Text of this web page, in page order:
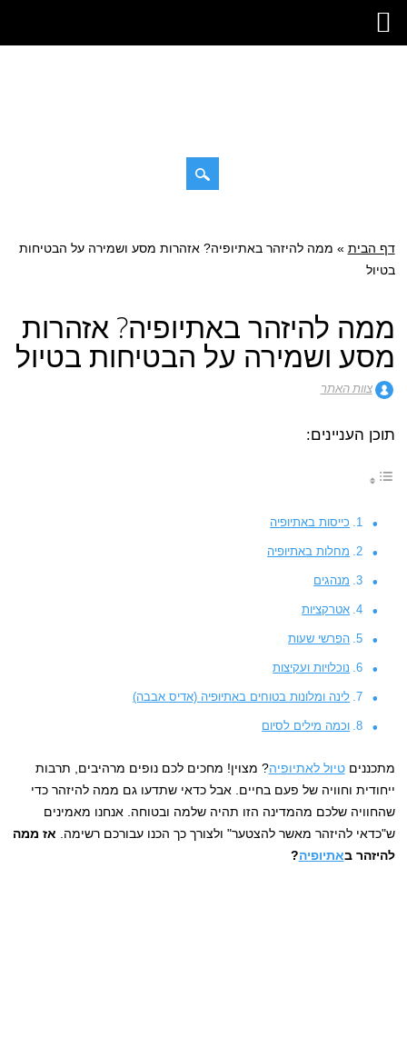
לתוכן
דף הבית » ממה להיזהר באתיופיה? אזהרות מסע ושמירה על הבטיחות
בטיול
ממה להיזהר באתיופיה? אזהרות
מסע ושמירה על הבטיחות בטיול
צוות האתר
תוכן העניינים:
כייסות באתיופיה
מחלות באתיופיה
מנהגים
אטרקציות
הפרשי שעות
נוכלויות ועקיצות
לינה ומלונות בטוחים באתיופיה (אדיס אבבה)
וכמה מילים לסיום
מתכנניםטיול לאתיופיה? מצוין! מחכים לכם נופים מרהיבים, תרבות
ייחודית וחוויה של פעם בחיים. אבל כדאי שתדעו גם ממה להיזהר כדי
שהחוויה שלכם מהמדינה הזו תהיה שלמה ובטוחה. אנחנו מאמינים
ש"כדאי להיזהר מאשר להצטער" ולצורך כך הכנו עבורכם רשימה. אז ממה
להיזהר באתיופיה?